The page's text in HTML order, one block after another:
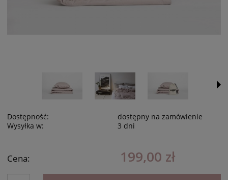
Dostępność:
dostępny na zamówienie
Wysyłka w:
3 dni
Cena: 199,00 zł